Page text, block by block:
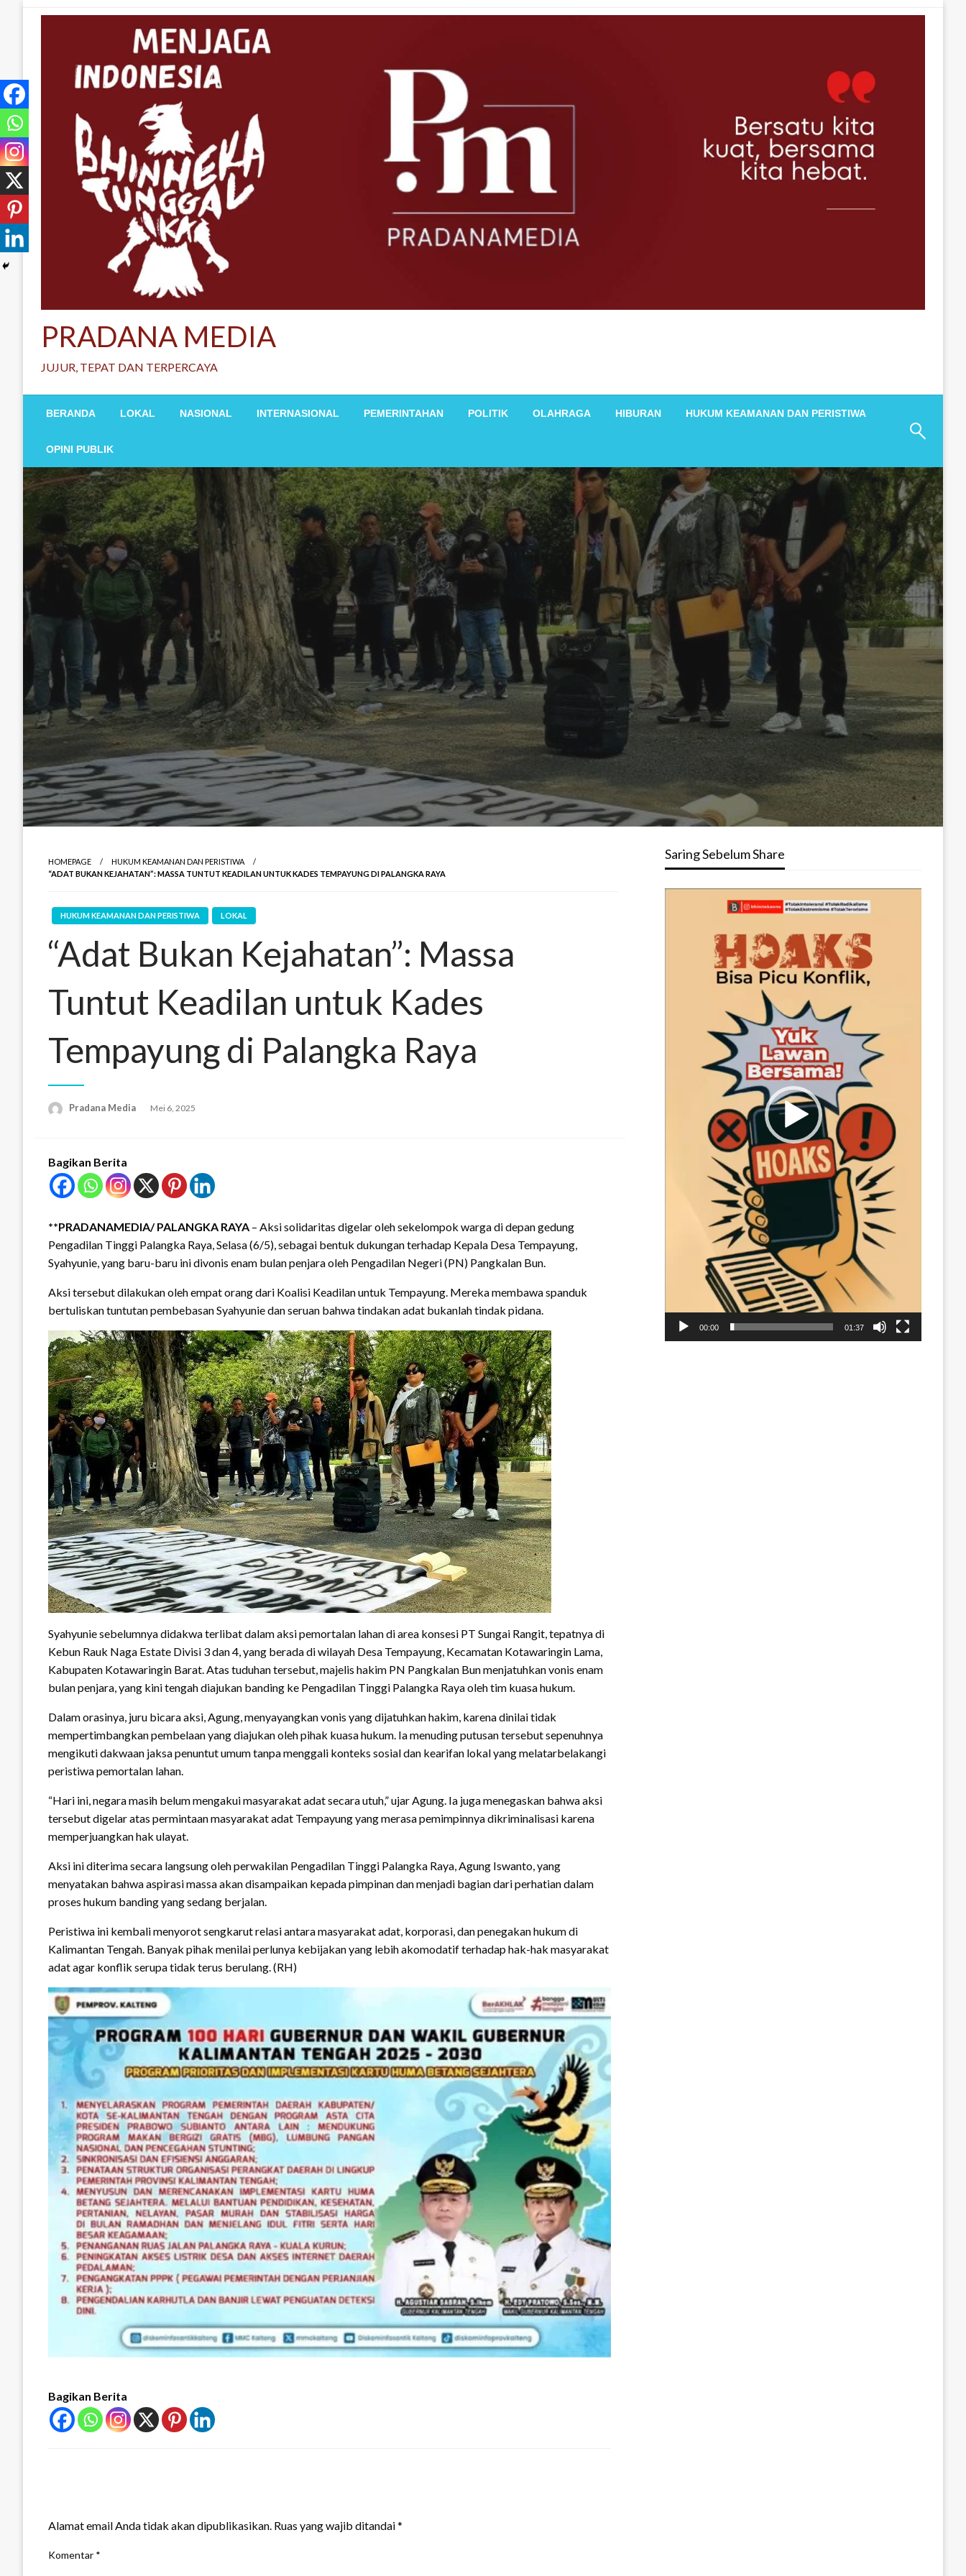
PRADANA MEDIA
JUJUR, TEPAT DAN TERPERCAYA
BERANDA LOKAL NASIONAL INTERNASIONAL PEMERINTAHAN POLITIK OLAHRAGA HIBURAN HUKUM KEAMANAN DAN PERISTIWA
OPINI PUBLIK
HOMEPAGE
HUKUM KEAMANAN DAN PERISTIWA
“ADAT BUKAN KEJAHATAN”: MASSA TUNTUT KEADILAN UNTUK KADES TEMPAYUNG DI PALANGKA RAYA
HUKUM KEAMANAN DAN PERISTIWA LOKAL
“Adat Bukan Kejahatan”: Massa
Tuntut Keadilan untuk Kades
Tempayung di Palangka Raya
Pradana Media Mei 6, 2025
Bagikan Berita
**PRADANAMEDIA/ PALANGKA RAYA – Aksi solidaritas digelar oleh sekelompok warga di depan gedung
Pengadilan Tinggi Palangka Raya, Selasa (6/5), sebagai bentuk dukungan terhadap Kepala Desa Tempayung,
Syahyunie, yang baru-baru ini divonis enam bulan penjara oleh Pengadilan Negeri (PN) Pangkalan Bun.
Aksi tersebut dilakukan oleh empat orang dari Koalisi Keadilan untuk Tempayung. Mereka membawa spanduk
bertuliskan tuntutan pembebasan Syahyunie dan seruan bahwa tindakan adat bukanlah tindak pidana.
Syahyunie sebelumnya didakwa terlibat dalam aksi pemortalan lahan di area konsesi PT Sungai Rangit, tepatnya di
Kebun Rauk Naga Estate Divisi 3 dan 4, yang berada di wilayah Desa Tempayung, Kecamatan Kotawaringin Lama,
Kabupaten Kotawaringin Barat. Atas tuduhan tersebut, majelis hakim PN Pangkalan Bun menjatuhkan vonis enam
bulan penjara, yang kini tengah diajukan banding ke Pengadilan Tinggi Palangka Raya oleh tim kuasa hukum.
Dalam orasinya, juru bicara aksi, Agung, menyayangkan vonis yang dijatuhkan hakim, karena dinilai tidak
mempertimbangkan pembelaan yang diajukan oleh pihak kuasa hukum. Ia menuding putusan tersebut sepenuhnya
mengikuti dakwaan jaksa penuntut umum tanpa menggali konteks sosial dan kearifan lokal yang melatarbelakangi
peristiwa pemortalan lahan.
“Hari ini, negara masih belum mengakui masyarakat adat secara utuh,” ujar Agung. Ia juga menegaskan bahwa aksi
tersebut digelar atas permintaan masyarakat adat Tempayung yang merasa pemimpinnya dikriminalisasi karena
memperjuangkan hak ulayat.
Aksi ini diterima secara langsung oleh perwakilan Pengadilan Tinggi Palangka Raya, Agung Iswanto, yang
menyatakan bahwa aspirasi massa akan disampaikan kepada pimpinan dan menjadi bagian dari perhatian dalam
proses hukum banding yang sedang berjalan.
Peristiwa ini kembali menyorot sengkarut relasi antara masyarakat adat, korporasi, dan penegakan hukum di
Kalimantan Tengah. Banyak pihak menilai perlunya kebijakan yang lebih akomodatif terhadap hak-hak masyarakat
adat agar konflik serupa tidak terus berulang. (RH)
Bagikan Berita
Alamat email Anda tidak akan dipublikasikan. Ruas yang wajib ditandai*
Komentar *
Saring Sebelum Share
00:00 01:37